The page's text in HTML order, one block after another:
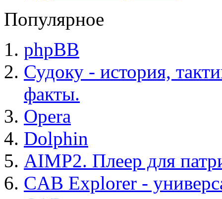
Популярное
phpBB
Судоку - история,
факты.
Opera
Dolphin
AIMP2. Плеер для
CAB Explorer -